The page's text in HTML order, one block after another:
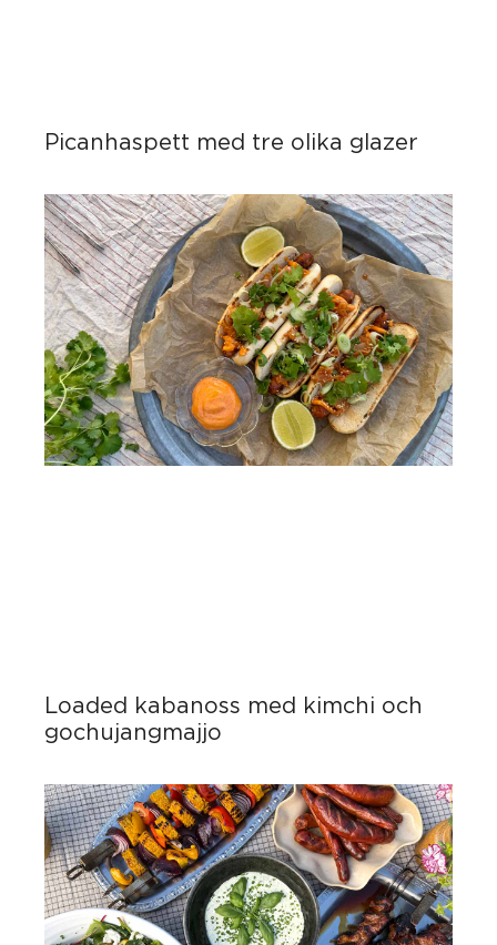
Picanhaspett med tre olika glazer
Loaded kabanoss med kimchi och
gochujangmajjo